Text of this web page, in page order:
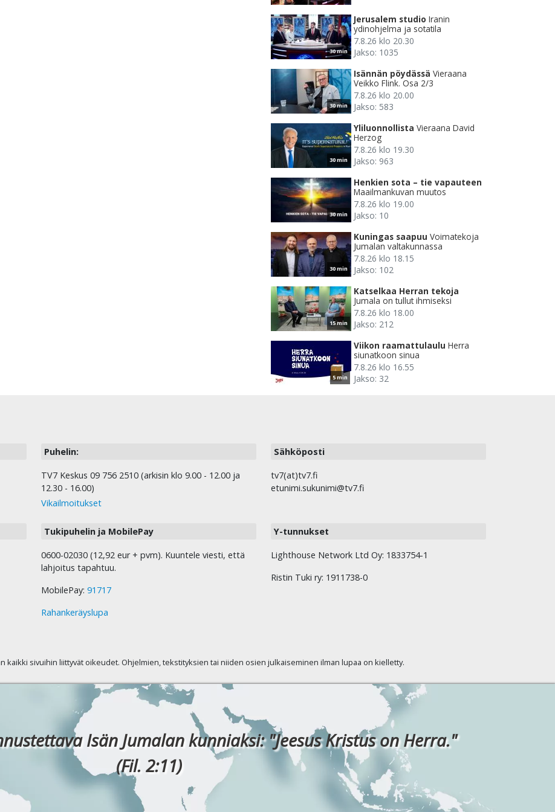
30 min
Jerusalem studio Iranin
ydinohjelma ja sotatila
7.8.26 klo 20.30
Jakso: 1035
30 min
Isännän pöydässä Vieraana
Veikko Flink. Osa 2/3
7.8.26 klo 20.00
Jakso: 583
30 min
Yliluonnollista Vieraana David
Herzog
7.8.26 klo 19.30
Jakso: 963
30 min
Henkien sota – tie vapauteen
Maailmankuvan muutos
7.8.26 klo 19.00
Jakso: 10
30 min
Kuningas saapuu Voimatekoja
Jumalan valtakunnassa
7.8.26 klo 18.15
Jakso: 102
15 min
Katselkaa Herran tekoja
Jumala on tullut ihmiseksi
7.8.26 klo 18.00
Jakso: 212
5 min
Viikon raamattulaulu Herra
siunatkoon sinua
7.8.26 klo 16.55
Jakso: 32
Puhelin:
TV7 Keskus 09 756 2510 (arkisin klo 9.00 - 12.00 ja
12.30 - 16.00)
Vikailmoitukset
Sähköposti
tv7(at)tv7.fi
etunimi.sukunimi@tv7.fi
Tukipuhelin ja MobilePay
0600-02030 (12,92 eur + pvm). Kuuntele viesti, että
lahjoitus tapahtuu.
MobilePay: 91717
Rahankeräyslupa
Y-tunnukset
Lighthouse Network Ltd Oy: 1833754-1
Ristin Tuki ry: 1911738-0
kaikki sivuihin liittyvät oikeudet. Ohjelmien, tekstityksien tai niiden osien julkaiseminen ilman lupaa on kielletty.
Isän Jumalan kunniaksi: "Jeesus Kristus on Herra."
(Fil. 2:11)